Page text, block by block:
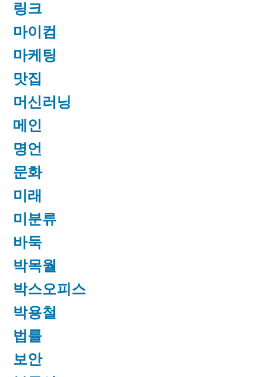
링크
마이컴
마케팅
맛집
머신러닝
메인
명언
문화
미래
미분류
바둑
박목월
박스오피스
박용철
법률
보안